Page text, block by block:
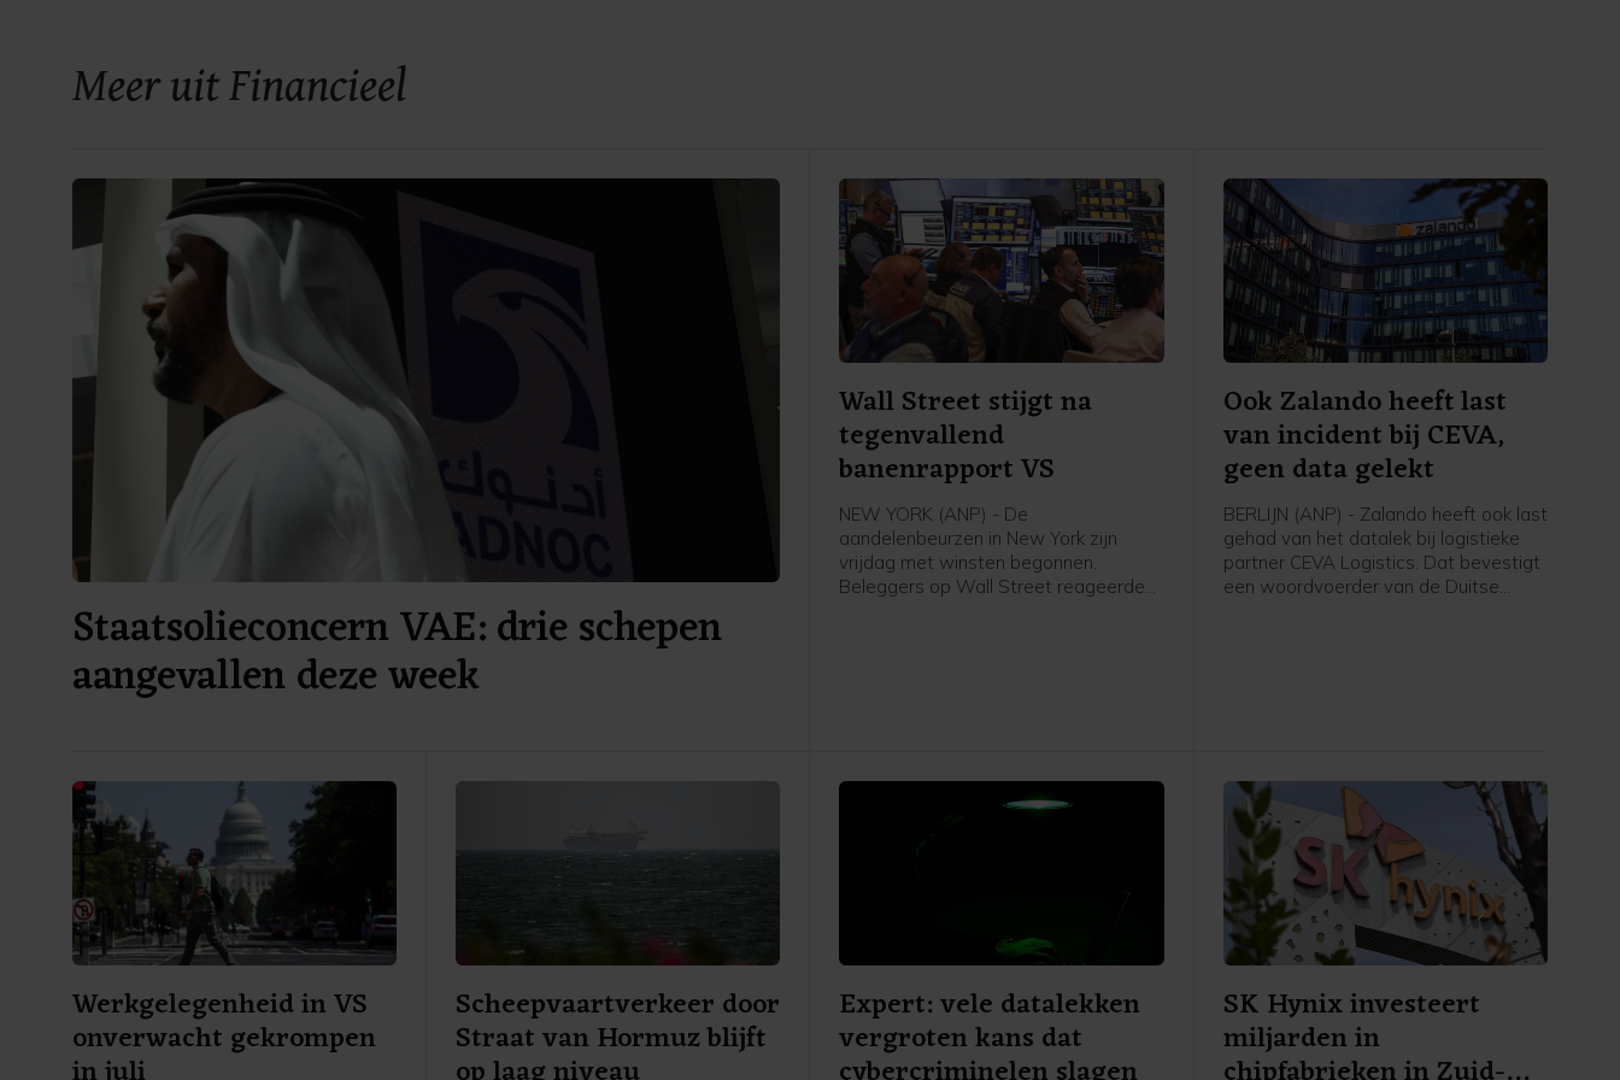
Meer uit Financieel
Staatsolieconcern VAE: drie schepen
aangevallen deze week
Wall Street stijgt na
tegenvallend
banenrapport VS
NEW YORK (ANP) - De
aandelenbeurzen in New York zijn
vrijdag met winsten begonnen.
Beleggers op Wall Street reageerden
voorzichtiger worden met het
verhogen van de rente.
Ook Zalando heeft last
van incident bij CEVA,
geen data gelekt
BERLIJN (ANP) - Zalando heeft ook last
gehad van het datalek bij logistieke
partner CEVA Logistics. Dat bevestigt
een woordvoerder van de Duitse
het incident zijn getroffen.
Werkgelegenheid in VS
onverwacht gekrompen
Scheepvaartverkeer door
Straat van Hormuz blijft
Expert: vele datalekken
vergroten kans dat
SK Hynix investeert
miljarden in